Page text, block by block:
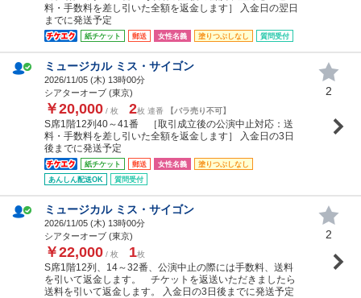
料・手数料を差し引いた全額を返金します］ 入金日の翌日
までに発送予定
紙チケット 郵送 女性名義 塗りつぶしなし 質問受付
ミュージカル ミス・サイゴン
2026/11/05 (木) 13時00分
シアターオーブ (東京)
￥20,000 / 枚 2枚 連番 【バラ売り不可】
S席1階12列40～41番 ［取引成立後の公演中止対応：送
料・手数料を差し引いた全額を返金します］ 入金日の3日
後までに発送予定
紙チケット 郵送 女性名義
塗りつぶしなし
あんしん配送OK
質問受付
2
ミュージカル ミス・サイゴン
2026/11/05 (木) 13時00分
シアターオーブ (東京)
￥22,000 / 枚 1枚
S席1階12列、14～32番、公演中止の際には手数料、送料
を引いて返金します。 チケットを返送いただきましたら
送料を引いて返金します。 入金日の3日後までに発送予定
2